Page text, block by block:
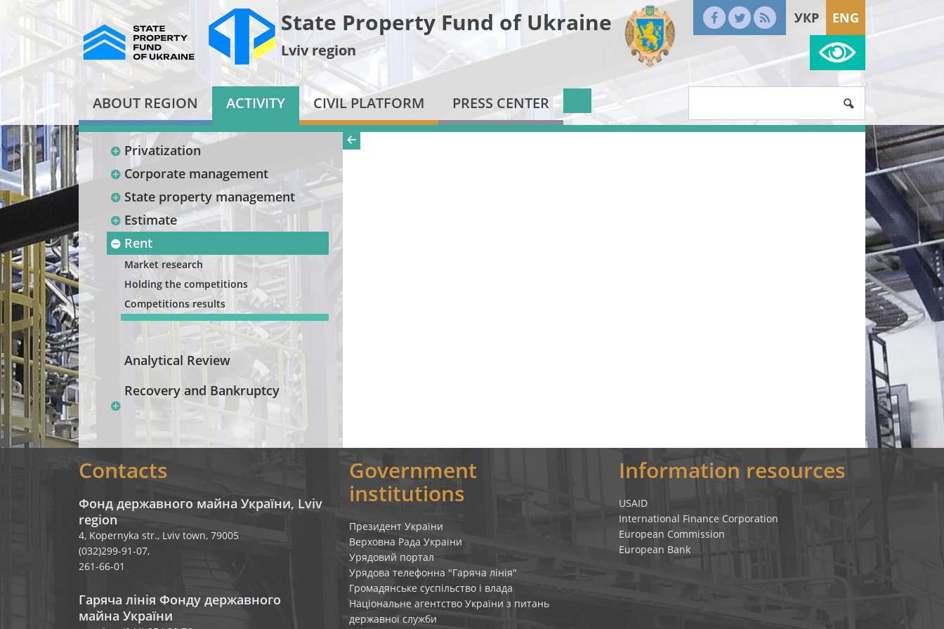
State Property Fund of Ukraine
Lviv region
УКР ENG
ABOUT REGION ACTIVITY CIVIL PLATFORM PRESS CENTER
Privatization
Corporate management
State property management
Estimate
Rent
Market research
Holding the competitions
Competitions results
Analytical Review
Recovery and Bankruptcy
Contacts
Фонд державного майна України, Lviv
region
4, Kopernyka str., Lviv town, 79005
(032)299-91-07,
261-66-01
Гаряча лінія Фонду державного
майна України
Government
institutions
Президент України
Верховна Рада України
Урядовий портал
Урядова телефонна "Гаряча лінія"
Громадянське суспільство і влада
Національне агентство України з питань
державної служби
Information resources
USAID
International Finance Corporation
European Commission
European Bank